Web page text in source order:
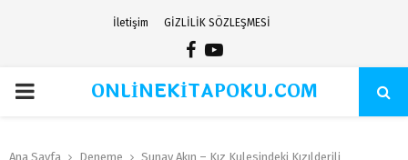
İletişim GİZLİLİK SÖZLEŞMESİ
Facebook
Youtube
PRIMARYONLİNEKİTAPOKU.COM
Ana Sayfa Deneme Sunay Akın – Kız Kulesindeki Kızılderili